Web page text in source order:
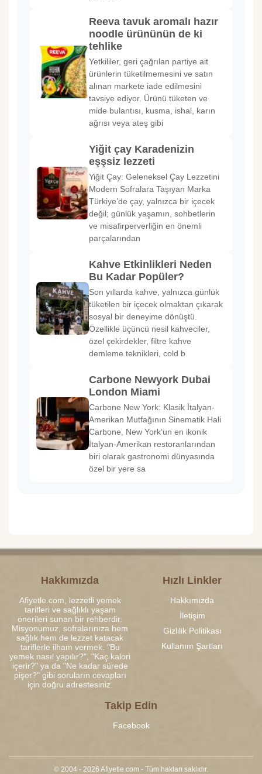
Reeva tavuk aromalı hazır
noodle ürününün de ki
tehlike
Yetkililer, geri çağrılan partiye ait
ürünlerin tüketilmemesini ve satın
alınan markete iade edilmesini
tavsiye ediyor. Ürünü tüketen ve
mide bulantısı, kusma, ishal, karın
ağrısı veya ateş gibi
Yiğit çay Karadenizin
eşşsiz lezzeti
Yiğit Çay: Geleneksel Çay Lezzetini
Modern Sofralara Taşıyan Marka
Türkiye’de çay, yalnızca bir içecek
değil; günlük yaşamın, sohbetlerin
ve misafirperverliğin en önemli
parçalarından
Kahve Etkinlikleri Neden
Bu Kadar Popüler?
Son yıllarda kahve, yalnızca günlük
tüketilen bir içecek olmaktan çıkarak
sosyal bir deneyime dönüştü.
Özellikle üçüncü nesil kahveciler,
özel çekirdekler, filtre kahve
demleme teknikleri, cold b
Carbone Newyork Dubai
London Miami
Carbone New York: Klasik İtalyan-
Amerikan Mutfağının Sinematik Hali
Carbone, New York’un en ikonik
İtalyan-Amerikan restoranlarından
biri olarak gastronomi dünyasında
özel bir yere sa
Hakkımızda
Afiyetle.com, lezzetli yemek
tarifleri ve sağlıklı yaşam
önerileri sunan bir rehberdir.
Misyonumuz, sofralarınıza hem
sağlık hem de lezzet katacak
tariflerle ilham vermek. "Bu
yemek nasıl yapılır?", "Kaç kalori
içerir?" ya da "Ne kadar sürede
pişer?" gibi soruların cevapları
için doğru adrestesiniz.
Hızlı Linkler
Hakkımızda
İletişim
Gizlilik Politikası
Kullanım Şartları
Takip Edin
Facebook
© 2004 - 2026 Afiyetle.com - Tüm hakları saklıdır.